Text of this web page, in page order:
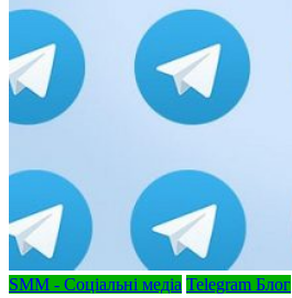
SMM - Соціальні медіа Telegram Блог